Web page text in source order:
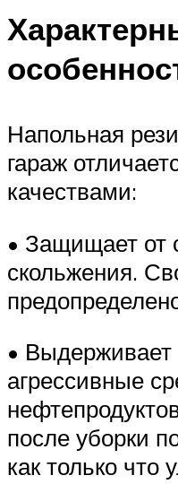
Напольная
гараж
качествами:
• Защищает от
скольжения.
•
агрессивные
после уборки
как только что